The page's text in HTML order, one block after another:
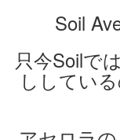
Soil
只今Soilで
ししてい